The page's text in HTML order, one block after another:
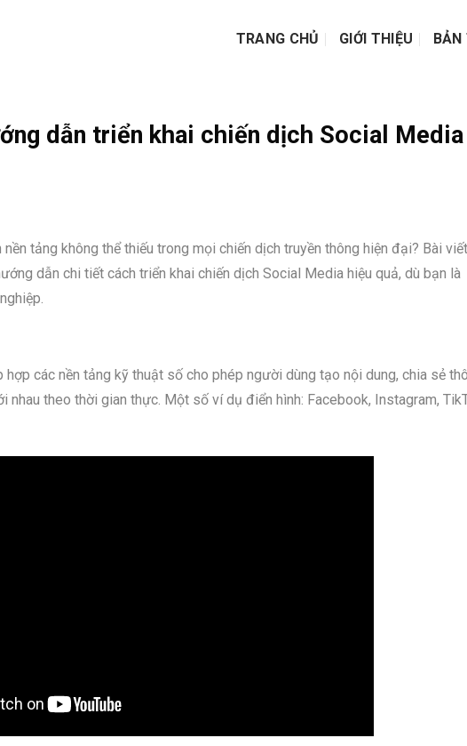
TRANG CHỦ GIỚI THIỆU BẢN
dẫn triển khai chiến dịch Social Media
tảng không thể thiếu trong mọi chiến dịch truyền thông hiện đại? Bài
dẫn chi tiết cách triển khai chiến dịch Social Media hiệu quả, dù bạn là
hợp các nền tảng kỹ thuật số cho phép người dùng tạo nội dung, chia sẻ
theo thời gian thực. Một số ví dụ điển hình: Facebook, Instagram,